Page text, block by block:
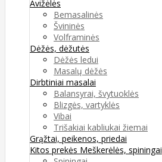
Avižėlės
Bemasalinės
Švininės
Volframinės
Dėžės, dėžutės
Dėžės ledui
Masalų dėžės
Dirbtiniai masalai
Balansyrai, švytuoklės
Blizgės, vartyklės
Vibai
Trišakiai kabliukai žiemai
Grąžtai, peikenos, priedai
Kitos prekės Meškerėlės, spiningai